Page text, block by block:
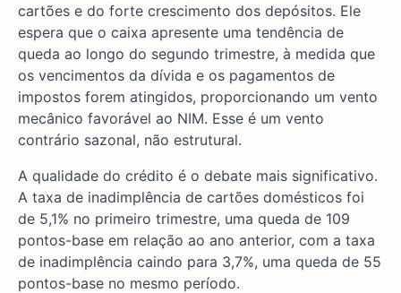
cartões e do forte crescimento dos depósitos. Ele
espera que o caixa apresente uma tendência de
queda ao longo do segundo trimestre, à medida que
os vencimentos da dívida e os pagamentos de
impostos forem atingidos, proporcionando um vento
mecânico favorável ao NIM. Esse é um vento
contrário sazonal, não estrutural.
A qualidade do crédito é o debate mais significativo.
A taxa de inadimplência de cartões domésticos foi
de 5,1% no primeiro trimestre, uma queda de 109
pontos-base em relação ao ano anterior, com a taxa
de inadimplência caindo para 3,7%, uma queda de 55
pontos-base no mesmo período.